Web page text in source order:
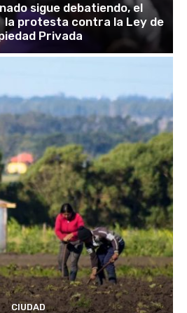
sigue debatiendo, el
protesta contra la Ley de
Privada
CIUDAD